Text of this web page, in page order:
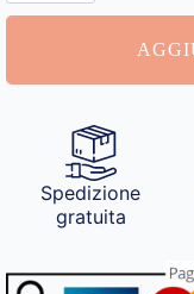
quantità
Spedizione
gratuita